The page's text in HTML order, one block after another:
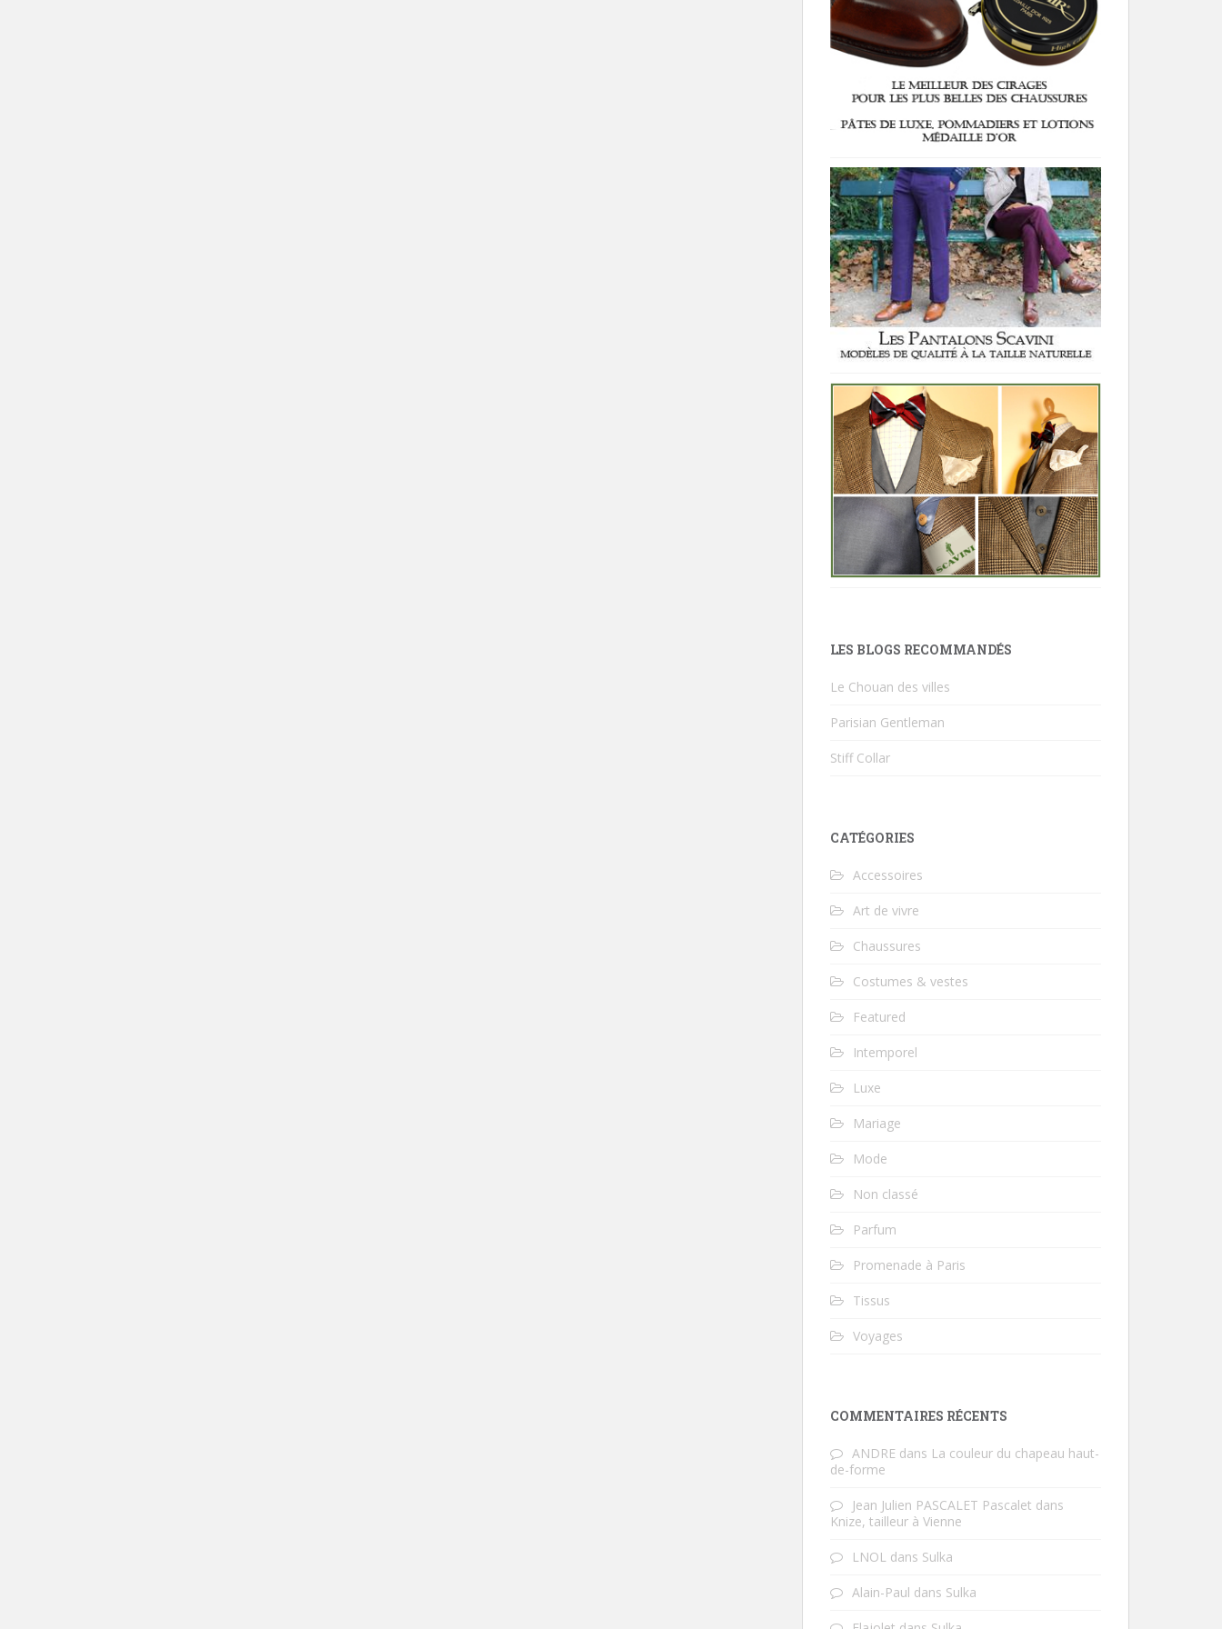
LES BLOGS RECOMMANDÉS
Le Chouan des villes
Parisian Gentleman
Stiff Collar
CATÉGORIES
Accessoires
Art de vivre
Chaussures
Costumes & vestes
Featured
Intemporel
Luxe
Mariage
Mode
Non classé
Parfum
Promenade à Paris
Tissus
Voyages
COMMENTAIRES RÉCENTS
ANDRE dans La couleur du chapeau haut-
de-forme
Jean Julien PASCALET Pascalet dans
Knize, tailleur à Vienne
LNOL dans Sulka
Alain-Paul dans Sulka